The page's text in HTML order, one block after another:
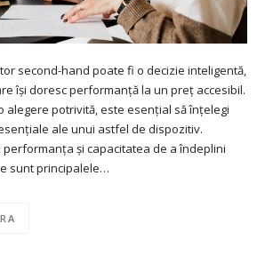
second-hand poate fi o decizie inteligentă,
își doresc performanță la un preț accesibil.
alegere potrivită, este esențial să înțelegi
ale unui astfel de dispozitiv.
și capacitatea de a îndeplini
sunt principalele…